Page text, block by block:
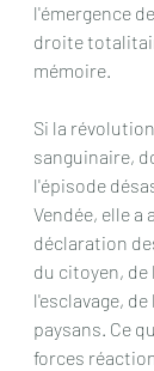
l'émergence
droite
mémoire.
Si la
sanguinaire,
l'épisode
Vendée, elle a
déclaration
du citoyen,
l'esclavage,
paysans. Ce
forces